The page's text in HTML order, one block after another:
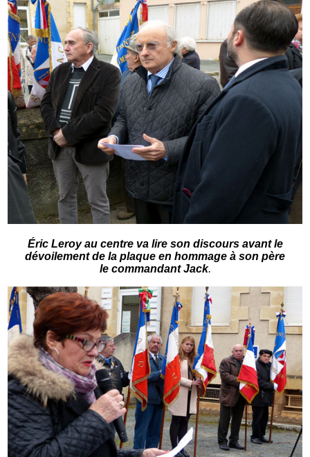
Éric Leroy au centre va lire son discours avant le
dévoilement de la plaque en hommage à son père
le commandant Jack.